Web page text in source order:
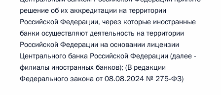
решение об их аккредитации на территории
Российской Федерации, через которые иностранные
банки осуществляют деятельность на территории
Российской Федерации на основании лицензии
Центрального банка Российской Федерации (далее -
филиалы иностранных банков); (В редакции
Федерального закона от 08.08.2024 № 275-ФЗ)